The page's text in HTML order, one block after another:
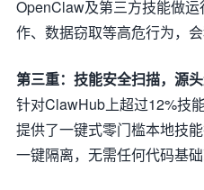
OpenClaw及第三方技能做
作、数据窃取等高危行为，
第三重：技能安全扫描，源
针对ClawHub上超过12%技
提供了一键式零门槛本地技
一键隔离，无需任何代码基